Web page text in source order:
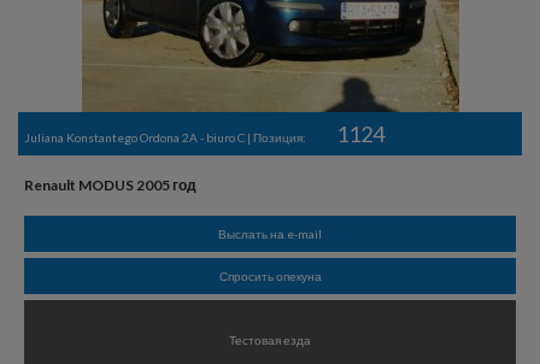
Juliana Konstantego Ordona 2A - biuro C | Позиция: 1124
Renault MODUS 2005 год
Выслать на e-mail
Спросить опекуна
Тестовая езда